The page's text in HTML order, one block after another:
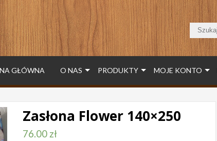
GŁÓWNA O NAS PRODUKTY MOJE KONTO
Zasłona Flower 140×250
76.00 zł